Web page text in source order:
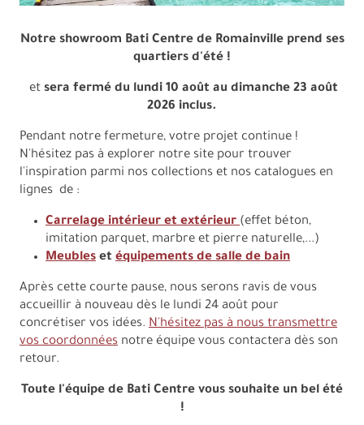
Notre showroom Bati Centre de Romainville prend ses
quartiers d'été !
et sera fermé du lundi 10 août au dimanche 23 août
2026 inclus.
Pendant notre fermeture, votre projet continue !
N'hésitez pas à explorer notre site pour trouver
l'inspiration parmi nos collections et nos catalogues en
lignes de :
Carrelage intérieur et extérieur (effet béton,
imitation parquet, marbre et pierre naturelle,...)
Meubles et équipements de salle de bain
Après cette courte pause, nous serons ravis de vous
accueillir à nouveau dès le lundi 24 août pour
concrétiser vos idées. N'hésitez pas à nous transmettre
vos coordonnées notre équipe vous contactera dès son
retour.
Toute l'équipe de Bati Centre vous souhaite un bel été
!